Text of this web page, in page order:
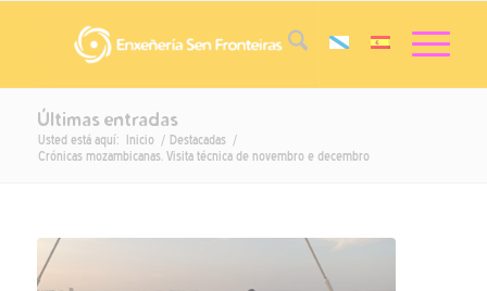
Últimas entradas
Usted está aquí: Inicio / Destacadas /
Crónicas mozambicanas. Visita técnica de novembro e decembro